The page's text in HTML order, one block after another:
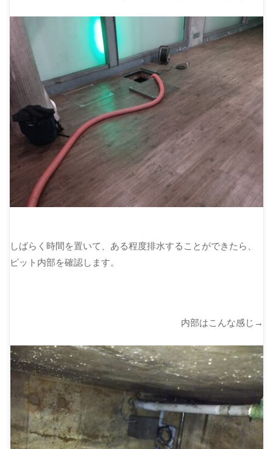
しばらく時間を置いて、ある程度排水することができたら、
ピット内部を確認します。
内部はこんな感じ→